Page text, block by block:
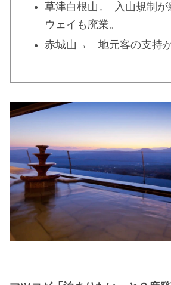
草津白根山↓ 入山規制が
ウェイも廃業。
赤城山→ 地元客の支持が